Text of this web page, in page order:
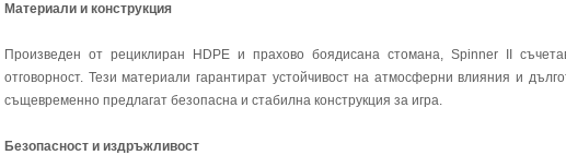
Материали и конструкция
Произведен от рециклиран HDPE и прахово боядисана стомана, Spinner II
отговорност. Тези материали гарантират устойчивост на атмосферни влияния и
същевременно предлагат безопасна и стабилна конструкция за игра.
Безопасност и издръжливост